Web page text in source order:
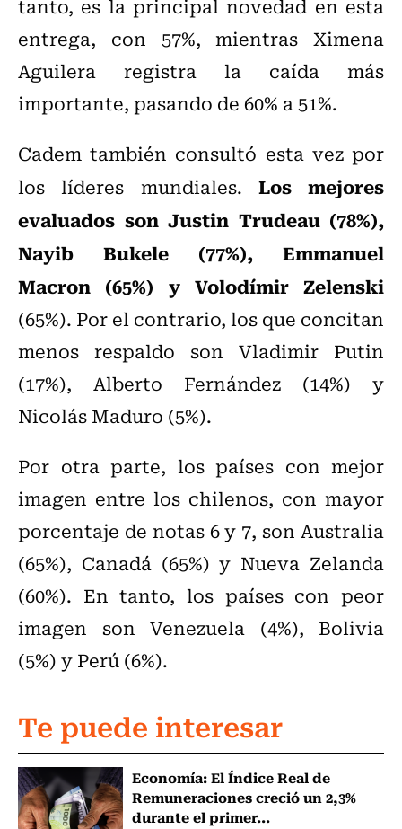
tanto, es la principal novedad en esta
entrega, con 57%, mientras Ximena
Aguilera registra la caída más
importante, pasando de 60% a 51%.
Cadem también consultó esta vez por
los líderes mundiales. Los mejores
evaluados son Justin Trudeau (78%),
Nayib Bukele (77%), Emmanuel
Macron (65%) y Volodímir Zelenski
(65%). Por el contrario, los que concitan
menos respaldo son Vladimir Putin
(17%), Alberto Fernández (14%) y
Nicolás Maduro (5%).
Por otra parte, los países con mejor
imagen entre los chilenos, con mayor
porcentaje de notas 6 y 7, son Australia
(65%), Canadá (65%) y Nueva Zelanda
(60%). En tanto, los países con peor
imagen son Venezuela (4%), Bolivia
(5%) y Perú (6%).
Te puede interesar
Economía: El Índice Real de
Remuneraciones creció un 2,3%
durante el primer...